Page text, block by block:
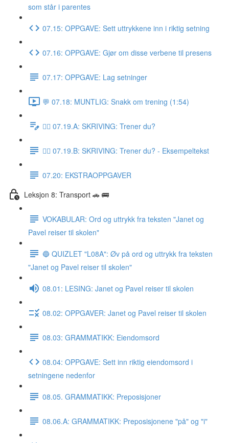
som står i parentes
07.15: OPPGAVE: Sett uttrykkene inn i riktig setning
07.16: OPPGAVE: Gjør om disse verbene til presens
07.17: OPPGAVE: Lag setninger
💬 07.18: MUNTLIG: Snakk om trening (1:54)
✍🏼 07.19.A: SKRIVING: Trener du?
✍🏼 07.19.B: SKRIVING: Trener du? - Eksempeltekst
07.20: EKSTRAOPPGAVER
Leksjon 8: Transport 🚗 🚌
VOKABULAR: Ord og uttrykk fra teksten "Janet og
Pavel reiser til skolen"
🔵 QUIZLET "L08A": Øv på ord og uttrykk fra teksten
"Janet og Pavel reiser til skolen"
08.01: LESING: Janet og Pavel reiser til skolen
08.02: OPPGAVER: Janet og Pavel reiser til skolen
08.03: GRAMMATIKK: Eiendomsord
08.04: OPPGAVE: Sett inn riktig eiendomsord i
setningene nedenfor
08.05. GRAMMATIKK: Preposisjoner
08.06.A: GRAMMATIKK: Preposisjonene "på" og "i"